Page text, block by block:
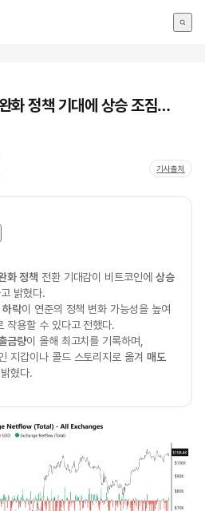
화 정책 기대에 상승 조짐…
기사출처
화 정책 전환 기대감이 비트코인에 상승
밝혔다.
하락이 연준의 정책 변화 가능성을 높여
작용할 수 있다고 전했다.
금량이 올해 최고치를 기록하며,
지갑이나 콜드 스토리지로 옮겨 매도
혔다.